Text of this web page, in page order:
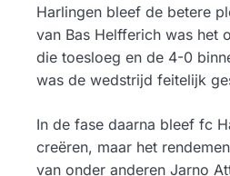
Harlingen bleef de betere
van Bas Helfferich was het
die toesloeg en de 4-0
was de wedstrijd feitelijk
In de fase daarna bleef fc
creëren, maar het
van onder anderen Jarno